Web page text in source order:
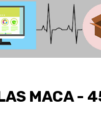
MACA -